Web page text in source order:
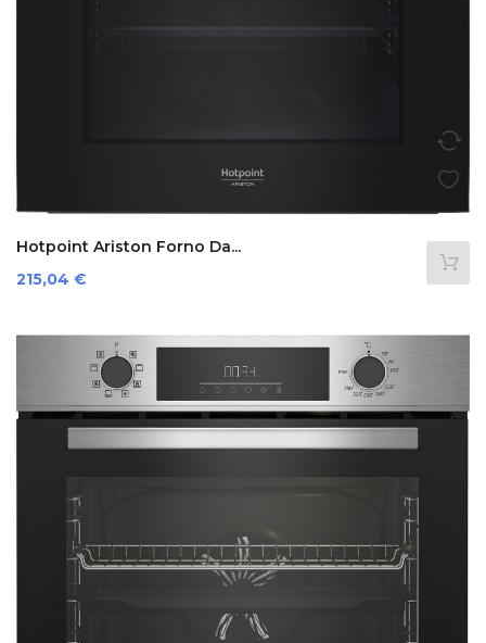
Hotpoint Ariston Forno Da...
Prezzo
215,04 €